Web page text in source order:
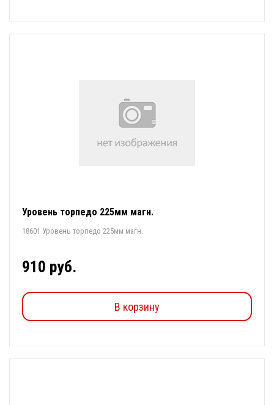
Уровень торпедо 225мм магн.
18601 Уровень торпедо 225мм магн.
910 руб.
В корзину